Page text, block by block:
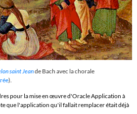
saint Jeande Bach avec la chorale
).
pour la mise en œuvre d'Oracle Application à
que l'application qu'il fallait remplacer était déjà